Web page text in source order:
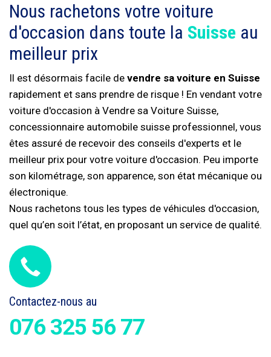
Nous rachetons votre voiture
d'occasion dans toute la Suisse au
meilleur prix
Il est désormais facile de vendre sa voiture en Suisse
rapidement et sans prendre de risque ! En vendant votre
voiture d'occasion à Vendre sa Voiture Suisse,
concessionnaire automobile suisse professionnel, vous
êtes assuré de recevoir des conseils d'experts et le
meilleur prix pour votre voiture d'occasion. Peu importe
son kilométrage, son apparence, son état mécanique ou
électronique.
Nous rachetons tous les types de véhicules d'occasion,
quel qu’en soit l’état, en proposant un service de qualité.
Contactez-nous au
076 325 56 77